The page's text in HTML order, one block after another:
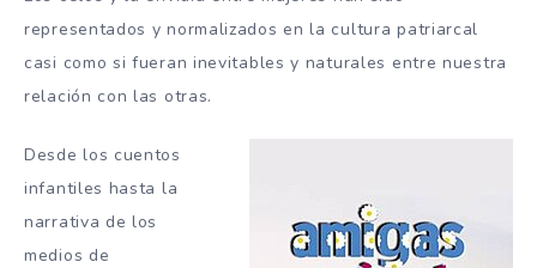
representados y normalizados en la cultura patriarcal
casi como si fueran inevitables y naturales entre nuestra
relación con las otras.
Desde los cuentos
infantiles hasta la
narrativa de los
medios de